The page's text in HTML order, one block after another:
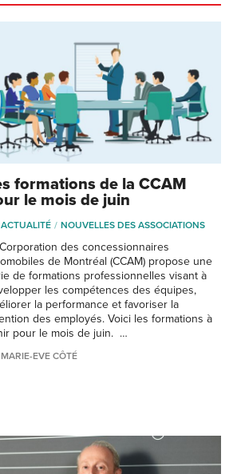
formations de la CCAM
le mois de juin
ACTUALITÉ NOUVELLES DES ASSOCIATIONS
des concessionnaires
de Montréal (CCAM) propose une
de formations professionnelles visant à
les compétences des équipes,
la performance et favoriser la
des employés. Voici les formations à
pour le mois de juin. …
MARIE-EVE CÔTÉ